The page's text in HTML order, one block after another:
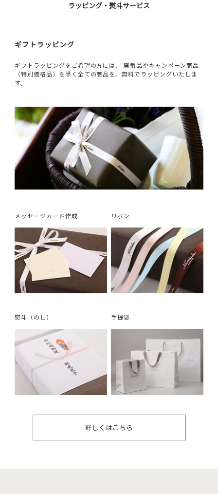
ラッピング・熨斗サービス
ギフトラッピング
ギフトラッピングをご希望の方には、 廃番品やキャンペーン商品
（特別価格品）を除く全ての商品を、無料でラッピングいたしま
す。
メッセージカード作成 リボン
熨斗（のし） 手提袋
詳しくはこちら